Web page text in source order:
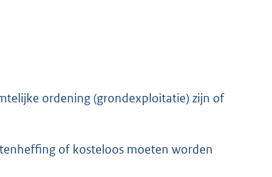
ordening (grondexploitatie) zijn of
of kosteloos moeten worden